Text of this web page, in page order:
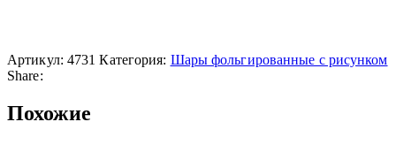
Артикул: 4731Категория: Шары фольгированные с рисунком
Share:
Похожие